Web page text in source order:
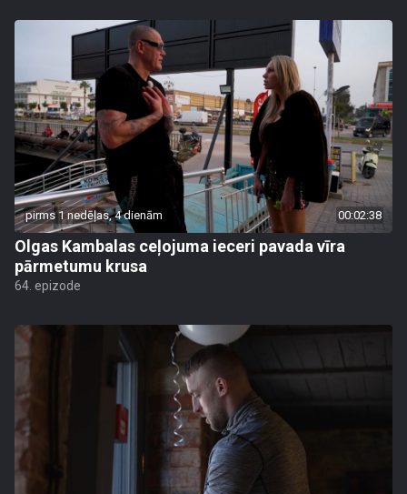
pirms 1 nedēļas, 4 dienām 00:02:38
Olgas Kambalas ceļojuma ieceri pavada vīra
pārmetumu krusa
64. epizode